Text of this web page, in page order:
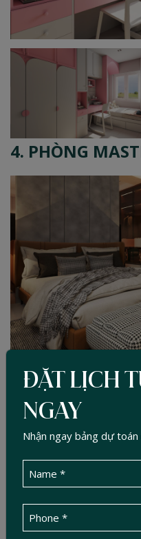
4. PHÒNG
ĐẶT LỊCH
NGAY
Nhận ngay bảng dự